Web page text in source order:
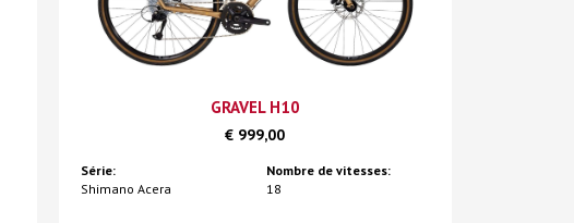
GRAVEL H10
€ 999,00
Série:
Shimano Acera
Nombre de vitesses:
18